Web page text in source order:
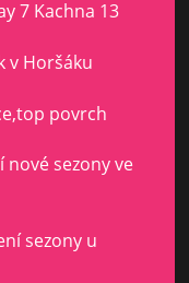
7 Kachna 13
v Horšáku
povrch
nové sezony ve
sezony u